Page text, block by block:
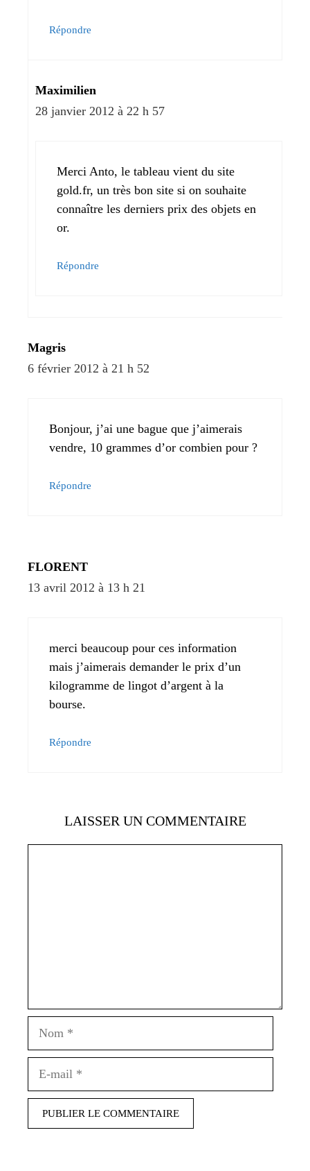
Répondre
Maximilien
28 janvier 2012 à 22 h 57
Merci Anto, le tableau vient du site
gold.fr, un très bon site si on souhaite
connaître les derniers prix des objets en
or.
Répondre
Magris
6 février 2012 à 21 h 52
Bonjour, j’ai une bague que j’aimerais
vendre, 10 grammes d’or combien pour ?
Répondre
FLORENT
13 avril 2012 à 13 h 21
merci beaucoup pour ces information
mais j’aimerais demander le prix d’un
kilogramme de lingot d’argent à la
bourse.
Répondre
LAISSER UN COMMENTAIRE